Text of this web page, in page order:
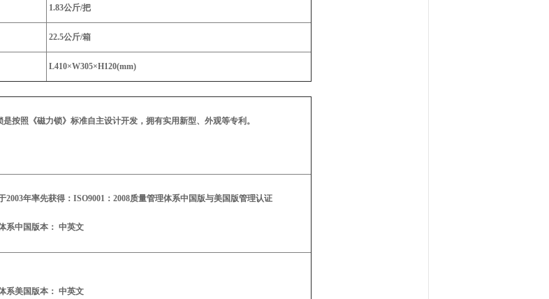
1.83公斤/把
22.5公斤/箱
L410×W305×H120(mm)
按照《磁力锁》标准自主设计开发，拥有实用新型、外观等专利。
2003年率先获得：ISO9001：2008质量管理体系中国版与美国版管理认证
系中国版本： 中英文
系美国版本： 中英文